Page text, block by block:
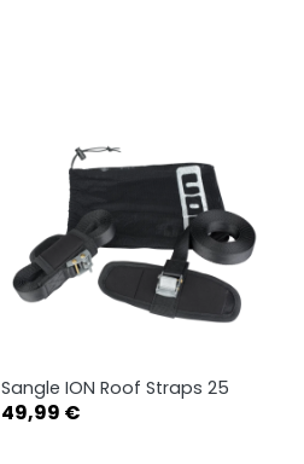
Aperçu rapide
Sangle ION Roof Straps 25
Prix
49,99 €